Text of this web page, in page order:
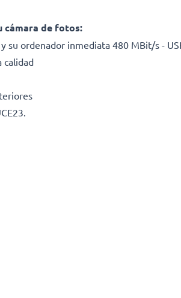
cámara de fotos:
su ordenador inmediata 480 MBit/s -
calidad